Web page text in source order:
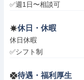
✅週1日〜相談可
休日・休暇
休日休暇
✅シフト制
待遇・福利厚生